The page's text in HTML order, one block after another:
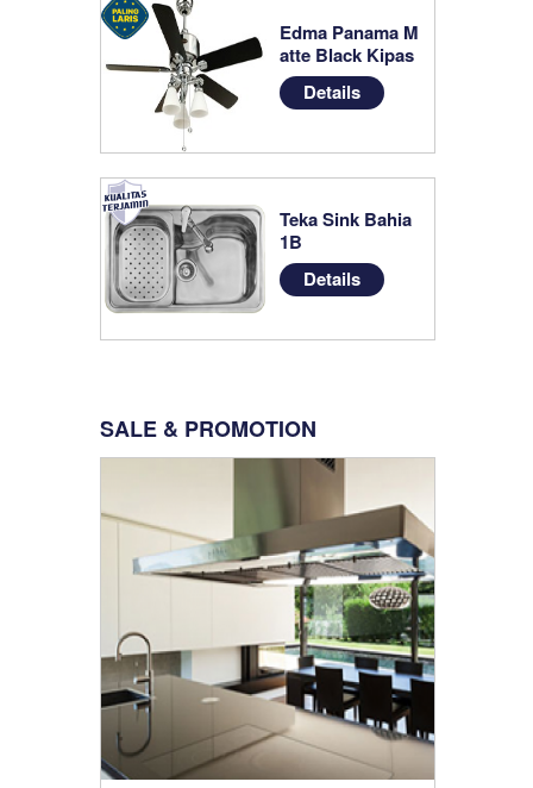
Edma Panama M
atte Black Kipas
Angin
Details
Teka Sink Bahia
1B
Details
SALE & PROMOTION